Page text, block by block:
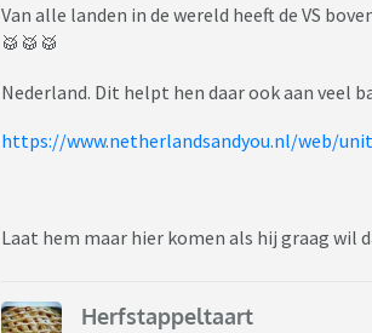
Van alle landen in de wereld heeft de VS
🥁🥁🥁
Nederland. Dit helpt hen daar ook aan veel
https://www.netherlandsandyou.nl/web/
Laat hem maar hier komen als hij graag wil
Herfstappeltaart